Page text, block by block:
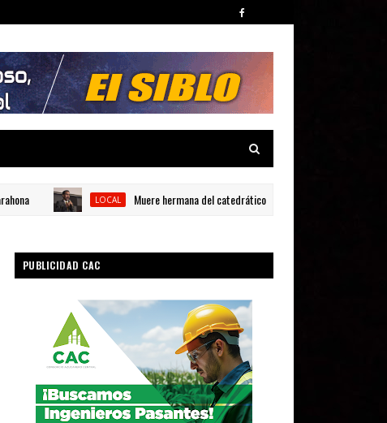
LOCAL Muere hermana del catedrático universitario Carlos Julio Féliz
PUBLICIDAD CAC